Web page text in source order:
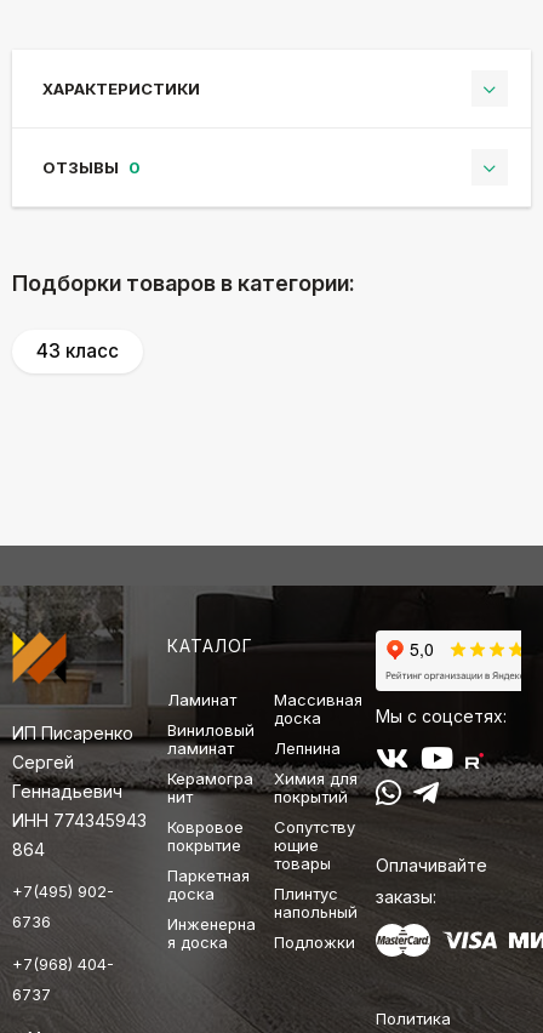
ХАРАКТЕРИСТИКИ
ОТЗЫВЫ 0
Подборки товаров в категории:
43 класс
ИП Писаренко
Сергей
Геннадьевич
ИНН 774345943
864
+7(495) 902-
6736
+7(968) 404-
6737
КАТАЛОГ
Ламинат
Виниловый
ламинат
Керамогра
нит
Ковровое
покрытие
Паркетная
доска
Инженерна
я доска
Массивная
доска
Лепнина
Химия для
покрытий
Сопутству
ющие
товары
Плинтус
напольный
Подложки
Мы с соцсетях:
Оплачивайте
заказы:
Политика